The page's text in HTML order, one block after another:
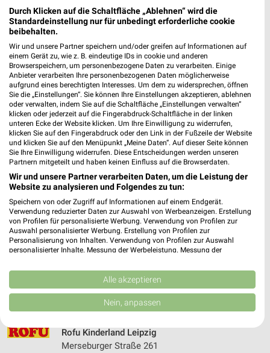
Ernsting's family Markkleeberg
Nordstraße 1
04416 Markkleeberg
Heute 08:00 - 21:00 Uhr | Geöffnet
153,02 km
Ernsting's family Leipzig
Paunsdorfer Allee 1
04329 Leipzig
Heute 09:00 - 20:00 Uhr | Öffnet in 55 Sek.
Ernsting's family Leipzig
An der Passage 1
Heute 09:00 - 20:00 Uhr |
Rofu Kinderland Leipzig
Merseburger Straße 261
Durch Klicken auf die Schaltfläche „Ablehnen“ wird die
Standardeinstellung nur für unbedingt erforderliche cookie
beibehalten.
Wir und unsere Partner speichern und/oder greifen auf Informationen auf
einem Gerät zu, wie z. B. eindeutige IDs in cookie und anderen
Browserspeichern, um personenbezogene Daten zu verarbeiten. Einige
Anbieter verarbeiten Ihre personenbezogenen Daten möglicherweise
aufgrund eines berechtigten Interesses. Um dem zu widersprechen, öffnen
Sie die „Einstellungen“. Sie können Ihre Einstellungen akzeptieren, ablehnen
oder verwalten, indem Sie auf die Schaltfläche „Einstellungen verwalten“
klicken oder jederzeit auf die Fingerabdruck-Schaltfläche in der linken
unteren Ecke der Website klicken. Um Ihre Einwilligung zu widerrufen,
klicken Sie auf den Fingerabdruck oder den Link in der Fußzeile der Website
und klicken Sie auf den Menüpunkt „Meine Daten“. Auf dieser Seite können
Sie Ihre Einwilligung widerrufen. Diese Entscheidungen werden unseren
Partnern mitgeteilt und haben keinen Einfluss auf die Browserdaten.
Wir und unsere Partner verarbeiten Daten, um die Leistung der
Website zu analysieren und Folgendes zu tun:
Speichern von oder Zugriff auf Informationen auf einem Endgerät.
Verwendung reduzierter Daten zur Auswahl von Werbeanzeigen. Erstellung
von Profilen für personalisierte Werbung. Verwendung von Profilen zur
Auswahl personalisierter Werbung. Erstellung von Profilen zur
Personalisierung von Inhalten. Verwendung von Profilen zur Auswahl
personalisierter Inhalte. Messung der Werbeleistung. Messung der
Kombinationen von Daten aus verschiedenen Quellen. Entwicklung und
Verbesserung der Angebote. Verwendung reduzierter Daten zur Auswahl
von Inhalten.
Daten können außerhalb der Europäischen Union weitergegeben und in die
USA gesendet werden.
Website/App.
Partnerliste anzeigen (1 IAB-Anbieter)
Alle akzeptieren
Nein, anpassen